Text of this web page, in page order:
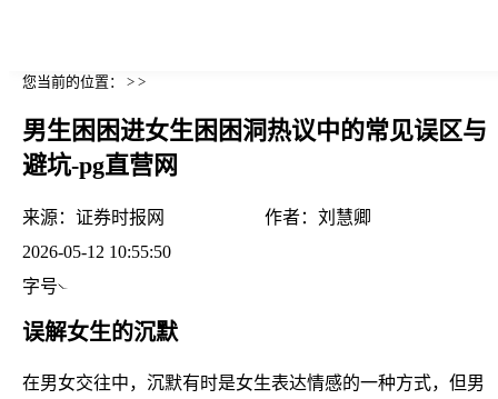
您当前的位置： > >
男生困困进女生困困洞热议中的常见误区与
避坑-pg直营网
来源： 证券时报网 作者： 刘慧卿
2026-05-12 10:55:50
字号
误解女生的沉默
在男女交往中，沉默有时是女生表达情感的一种方式，但男